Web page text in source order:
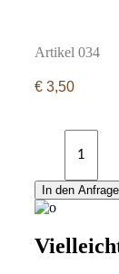
Artikel 034
€ 3,50
quantity
In den